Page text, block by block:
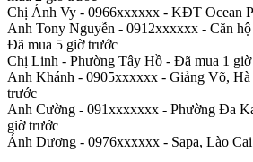
Chị Ánh Vy - 0966xxxxxx - KĐT Ocean
Anh Tony Nguyễn - 0912xxxxxx - Căn
Đã mua 5 giờ trước
Chị Linh - Phường Tây Hồ - Đã mua 1
Anh Khánh - 0905xxxxxx - Giảng Võ,
trước
Anh Cường - 091xxxxxxx - Phường Đa
giờ trước
Ánh Dương - 0976xxxxxx - Sapa, Lào